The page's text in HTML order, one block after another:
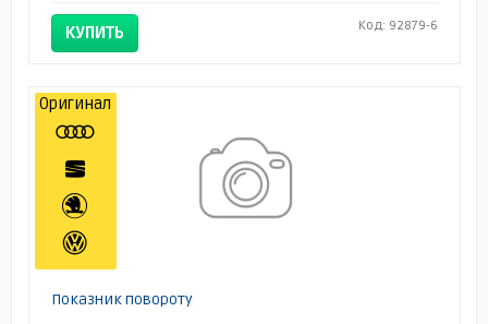
КУПИТЬ Код: 92879-6
Показник повороту
Оригинал